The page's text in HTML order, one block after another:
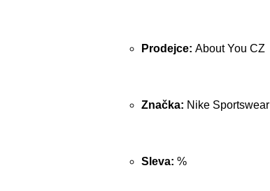
Prodejce: About You CZ
Značka: Nike Sportswear
Sleva: %